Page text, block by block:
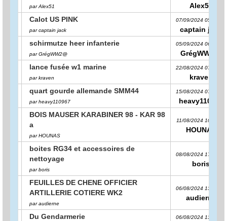
par Alex51
Alex51
Calot US PINK
par captain jack
07/09/2024 05:48:21
captain jack
schirmutze heer infanterie
par GrégWW2@
05/09/2024 06:39:42
GrégWW2@
lance fusée w1 marine
par kraven
22/08/2024 07:36:10
kraven
quart gourde allemande SMM44
par heavy110967
15/08/2024 07:43:25
heavy110967
BOIS MAUSER KARABINER 98 - KAR 98
a
par HOUNAS
11/08/2024 10:14:39
HOUNAS
boites RG34 et accessoires de
nettoyage
par boris
08/08/2024 17:50:16
boris
FEUILLES DE CHENE OFFICIER
ARTILLERIE COTIERE WK2
par audierne
06/08/2024 13:06:07
audierne
Du Gendarmerie 06/08/2024 13:01:48